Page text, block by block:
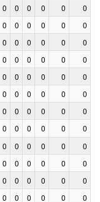
0 0 0 0 0
0
0 0 0 0 0
0
0 0 0 0 0
0
0 0 0 0 0
0
0 0 0 0 0
0
0 0 0 0 0
0
0 0 0 0 0 0
0 0 0 0 0
0
0 0 0 0 0
0
0 0 0 0 0
0
0 0 0 0 0
0
0 0 0 0 0
0